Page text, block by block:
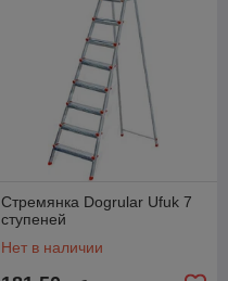
Стремянка Dogrular Ufuk 7
ступеней
Нет в наличии